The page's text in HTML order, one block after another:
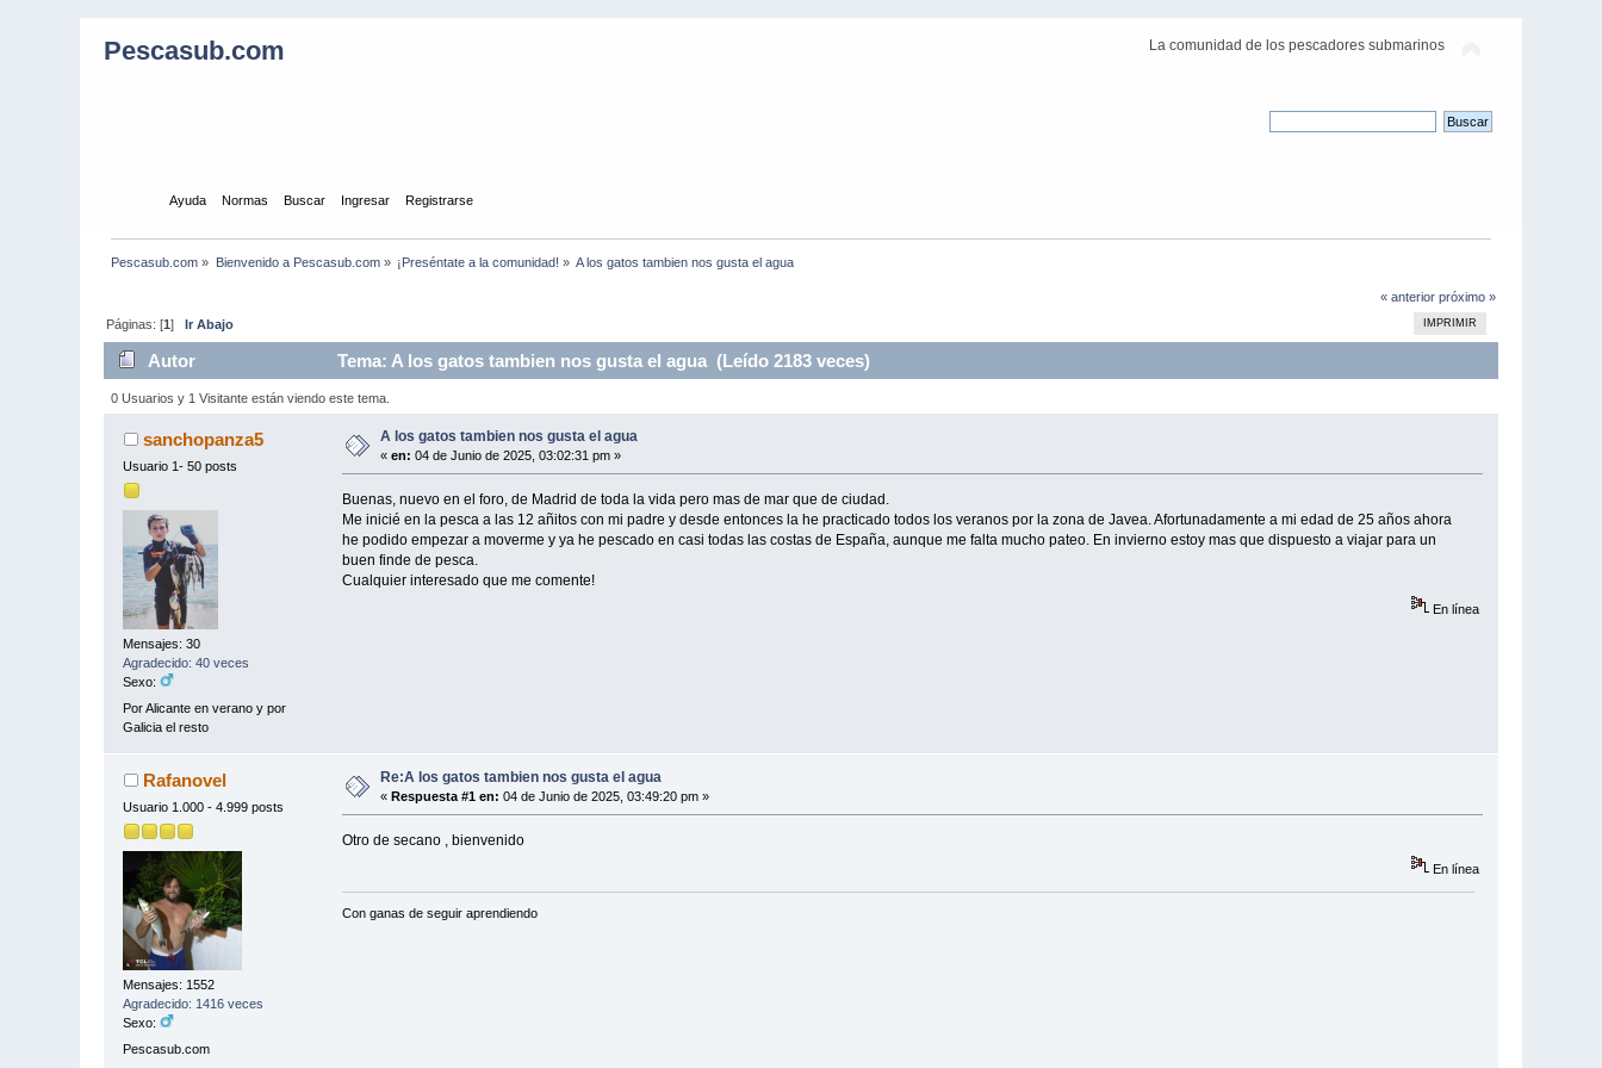
Pescasub.com La comunidad de los pescadores submarinos
Ayuda Normas Buscar Ingresar Registrarse
Pescasub.com » Bienvenido a Pescasub.com» ¡Preséntate a la comunidad! » A los gatos tambien nos gusta el agua
« anterior próximo »
IMPRIMIR
Páginas: [1]Ir Abajo
Autor Tema: A los gatos tambien nos gusta el agua (Leído 2183 veces)
0 Usuarios y 1 Visitante están viendo este tema.
sanchopanza5
Usuario 1- 50 posts
Mensajes: 30
Agradecido: 40 veces
Sexo:
Por Alicante en verano y por
Galicia el resto
A los gatos tambien nos gusta el agua
«en: 04 de Junio de 2025, 03:02:31 pm »
Buenas, nuevo en el foro, de Madrid de toda la vida pero mas de mar que de ciudad.
Me inicié en la pesca a las 12 añitos con mi padre y desde entonces la he practicado todos los veranos por la zona de Javea. Afortunadamente a mi edad de 25 años ahora
he podido empezar a moverme y ya he pescado en casi todas las costas de España, aunque me falta mucho pateo. En invierno estoy mas que dispuesto a viajar para un
buen finde de pesca.
Cualquier interesado que me comente!
En línea
Rafanovel
Usuario 1.000 - 4.999 posts
Mensajes: 1552
Agradecido: 1416 veces
Sexo:
Pescasub.com
Re:A los gatos tambien nos gusta el agua
«Respuesta #1 en: 04 de Junio de 2025, 03:49:20 pm »
Otro de secano , bienvenido
En línea
Con ganas de seguir aprendiendo